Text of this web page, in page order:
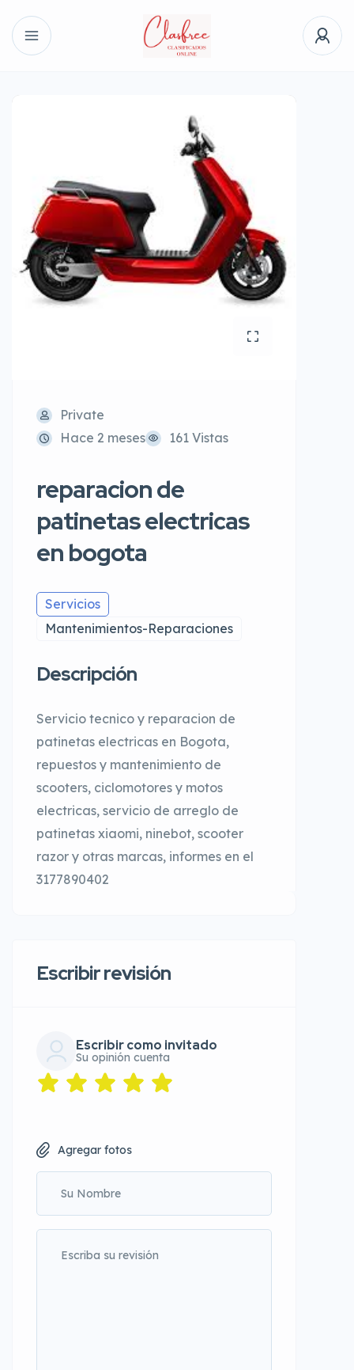
Private
Hace 2 meses
161 Vistas
reparacion de
patinetas electricas
en bogota
Servicios
Mantenimientos-Reparaciones
Descripción
Servicio tecnico y reparacion de
patinetas electricas en Bogota,
repuestos y mantenimiento de
scooters, ciclomotores y motos
electricas, servicio de arreglo de
patinetas xiaomi, ninebot, scooter
razor y otras marcas, informes en el
3177890402
Escribir revisión
Escribir como invitado
Su opinión cuenta
Agregar fotos